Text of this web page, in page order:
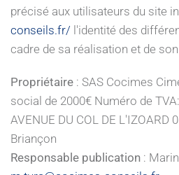
précisé aux utilisateurs du site
conseils.fr/ l'identité des
cadre de sa réalisation et de
Propriétaire : SAS Cocimes
social de 2000€ Numéro de
AVENUE DU COL DE L'IZOARD
Briançon
Responsable publication :